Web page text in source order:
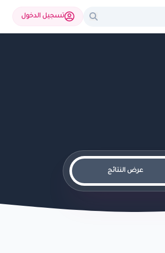
تسجيل الدخول
عرض النتائج